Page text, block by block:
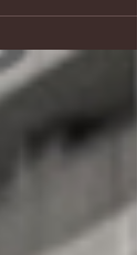
たらあかんぇ。
った麩がかわい
麩屋で...